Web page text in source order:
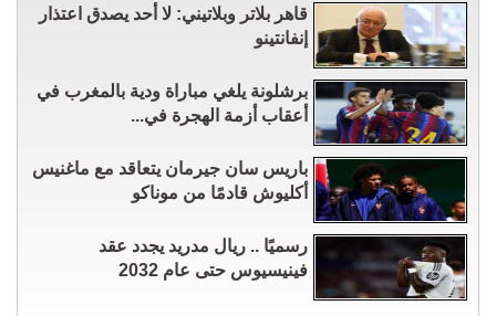
قاهر بلاتر وبلاتيني: لا أحد يصدق اعتذار
إنفانتينو
برشلونة يلغي مباراة ودية بالمغرب في
أعقاب أزمة الهجرة في...
باريس سان جيرمان يتعاقد مع ماغنيس
أكليوش قادمًا من موناكو
رسميًا .. ريال مدريد يجدد عقد
فينيسيوس حتى عام 2032